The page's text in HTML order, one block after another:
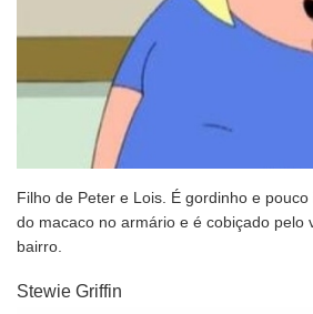
Filho de Peter e Lois. É gordinho e
do macaco no armário e é cobiçado pelo
bairro.
Stewie Griffin